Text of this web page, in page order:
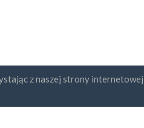
z naszej strony